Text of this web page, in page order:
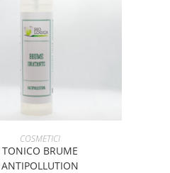
AL CARRELLO
COSMETICI
TONICO BRUME
ANTIPOLLUTION